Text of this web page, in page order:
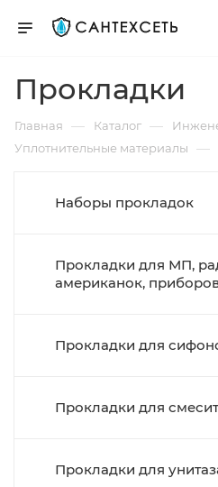
Прокладки
Главная — Каталог —
Уплотнительные материалы —
Наборы прокладок
Прокладки для МП,
американок,
Прокладки для
Прокладки для
Прокладки для